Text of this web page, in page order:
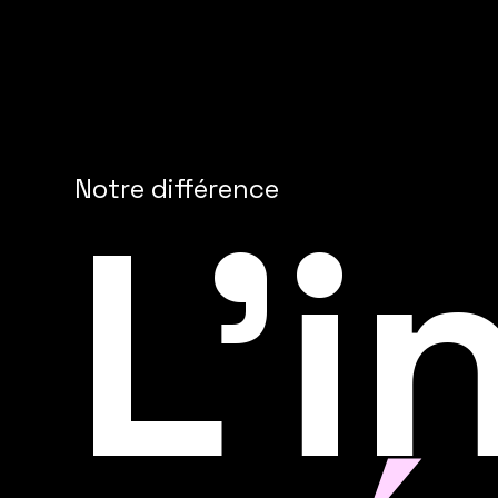
Notre différence